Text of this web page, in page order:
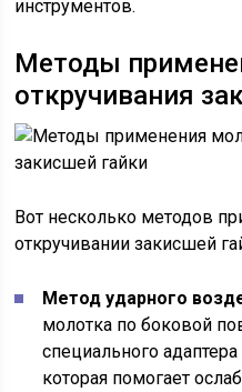
инструментов.
Методы
откручивания
Вот несколько методов
откручивании закисшей
Метод ударного
молотка по боковой
специального
которая помогает